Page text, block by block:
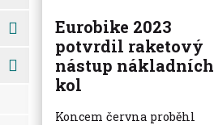
Eurobike 2023
potvrdil raketový
nástup nákladních
kol
Koncem června proběhl